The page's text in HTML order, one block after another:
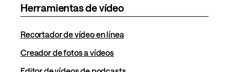
Herramientas de vídeo
Recortador de vídeo en línea
Creador de fotos a vídeos